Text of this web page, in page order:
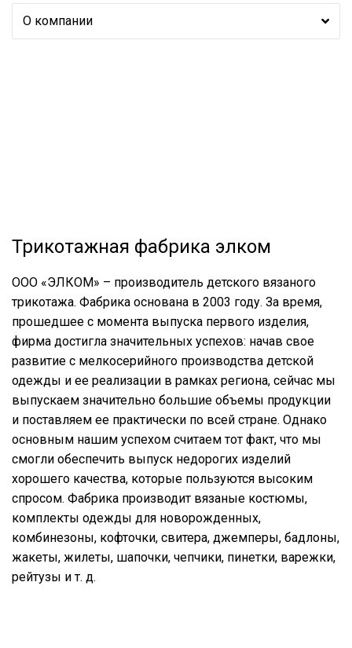
О компании
Трикотажная фабрика элком
ООО «ЭЛКОМ» – производитель детского вязаного
трикотажа. Фабрика основана в 2003 году. За время,
прошедшее с момента выпуска первого изделия,
фирма достигла значительных успехов: начав свое
развитие с мелкосерийного производства детской
одежды и ее реализации в рамках региона, сейчас мы
выпускаем значительно большие объемы продукции
и поставляем ее практически по всей стране. Однако
основным нашим успехом считаем тот факт, что мы
смогли обеспечить выпуск недорогих изделий
хорошего качества, которые пользуются высоким
спросом. Фабрика производит вязаные костюмы,
комплекты одежды для новорожденных,
комбинезоны, кофточки, свитера, джемперы, бадлоны,
жакеты, жилеты, шапочки, чепчики, пинетки, варежки,
рейтузы и т. д.